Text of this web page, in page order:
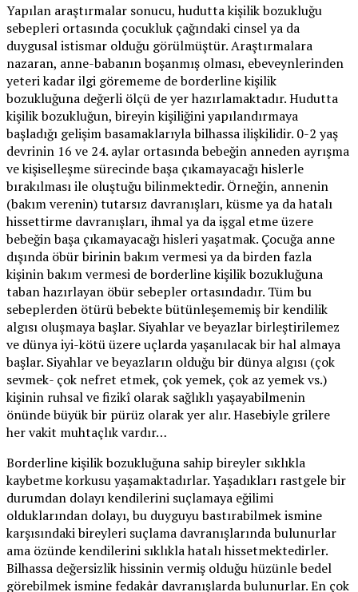
Yapılan araştırmalar sonucu, hudutta kişilik bozukluğu
sebepleri ortasında çocukluk çağındaki cinsel ya da
duygusal istismar olduğu görülmüştür. Araştırmalara
nazaran, anne-babanın boşanmış olması, ebeveynlerinden
yeteri kadar ilgi görememe de borderline kişilik
bozukluğuna değerli ölçü de yer hazırlamaktadır. Hudutta
kişilik bozukluğun, bireyin kişiliğini yapılandırmaya
başladığı gelişim basamaklarıyla bilhassa ilişkilidir. 0-2 yaş
devrinin 16 ve 24. aylar ortasında bebeğin anneden ayrışma
ve kişiselleşme sürecinde başa çıkamayacağı hislerle
bırakılması ile oluştuğu bilinmektedir. Örneğin, annenin
(bakım verenin) tutarsız davranışları, küsme ya da hatalı
hissettirme davranışları, ihmal ya da işgal etme üzere
bebeğin başa çıkamayacağı hisleri yaşatmak. Çocuğa anne
dışında öbür birinin bakım vermesi ya da birden fazla
kişinin bakım vermesi de borderline kişilik bozukluğuna
taban hazırlayan öbür sebepler ortasındadır. Tüm bu
sebeplerden ötürü bebekte bütünleşememiş bir kendilik
algısı oluşmaya başlar. Siyahlar ve beyazlar birleştirilemez
ve dünya iyi-kötü üzere uçlarda yaşanılacak bir hal almaya
başlar. Siyahlar ve beyazların olduğu bir dünya algısı (çok
sevmek- çok nefret etmek, çok yemek, çok az yemek vs.)
kişinin ruhsal ve fizikî olarak sağlıklı yaşayabilmenin
önünde büyük bir pürüz olarak yer alır. Hasebiyle grilere
her vakit muhtaçlık vardır…
Borderline kişilik bozukluğuna sahip bireyler sıklıkla
kaybetme korkusu yaşamaktadırlar. Yaşadıkları rastgele bir
durumdan dolayı kendilerini suçlamaya eğilimi
olduklarından dolayı, bu duyguyu bastırabilmek ismine
karşısındaki bireyleri suçlama davranışlarında bulunurlar
ama özünde kendilerini sıklıkla hatalı hissetmektedirler.
Bilhassa değersizlik hissinin vermiş olduğu hüzünle bedel
görebilmek ismine fedakâr davranışlarda bulunurlar. En çok